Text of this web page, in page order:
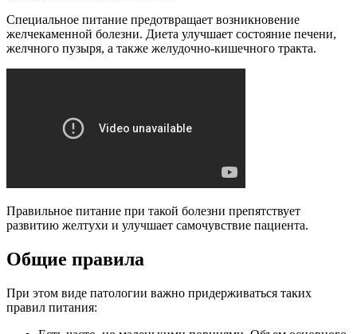
Специальное питание предотвращает возникновение
желчекаменной болезни. Диета улучшает состояние печени,
желчного пузыря, а также желудочно-кишечного тракта.
Правильное питание при такой болезни препятствует
развитию желтухи и улучшает самочувствие пациента.
Общие правила
При этом виде патологии важно придерживаться таких
правил питания: